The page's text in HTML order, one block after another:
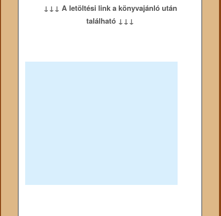
↓↓↓ A letöltési link a könyvajánló után
található ↓↓↓